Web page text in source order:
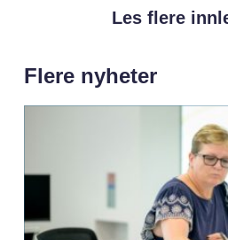
Les flere
Flere nyheter